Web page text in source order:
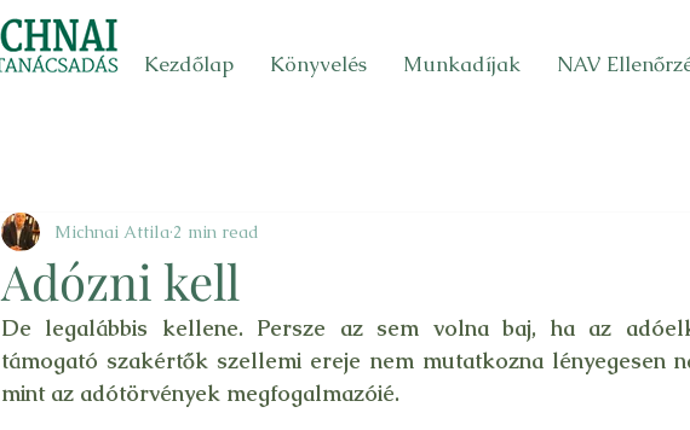
Kezdőlap Könyvelés Munkadíjak NAV
Adózni kell
Michnai Attila 2 min read
De legalábbis kellene. Persze az sem volna baj, ha az
támogató szakértők szellemi ereje nem mutatkozna lényegesen
mint az adótörvények megfogalmazóié.